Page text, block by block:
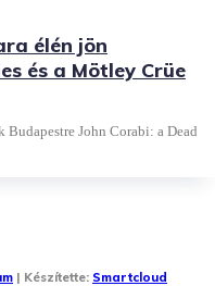
élén jön
és a Mötley Crüe
John Corabi: a Dead
| Készítette: Smartcloud